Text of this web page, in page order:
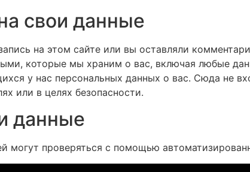
свои данные
на этом сайте или вы оставляли
которые мы храним о вас, включая любые
у нас персональных данных о вас. Сюда не
или в целях безопасности.
данные
могут проверяться с помощью